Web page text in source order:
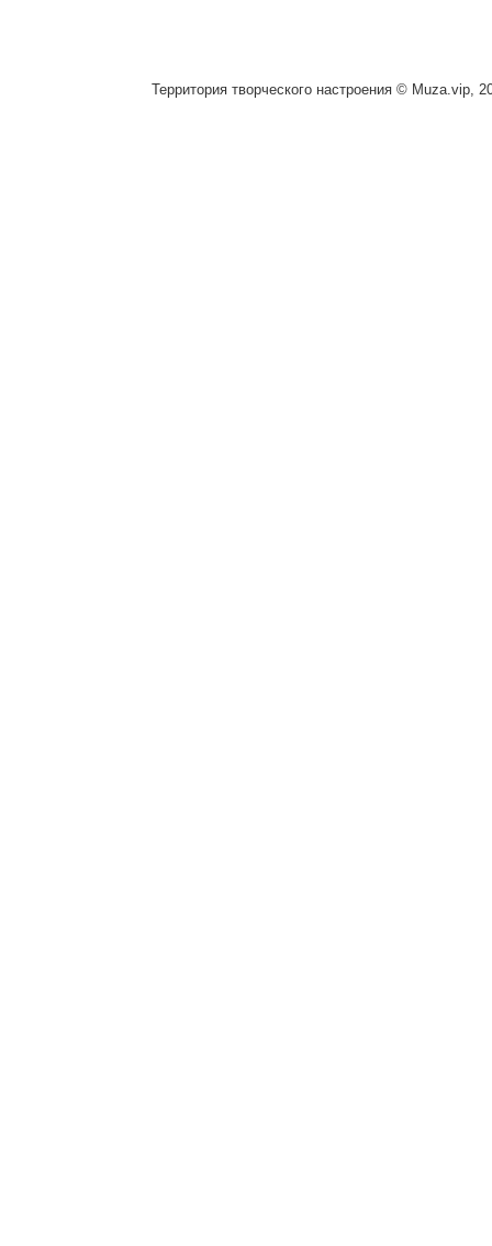
Территория творческого настроения © Muza.vip,